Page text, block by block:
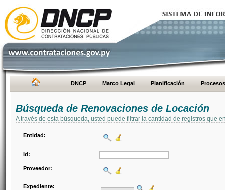
DNCP Marco Legal Planificación Procesos
Búsqueda de Renovaciones de Locación
A través de esta búsqueda, usted puede filtrar la cantidad de registros que
Entidad:
Id:
Proveedor:
Expediente: